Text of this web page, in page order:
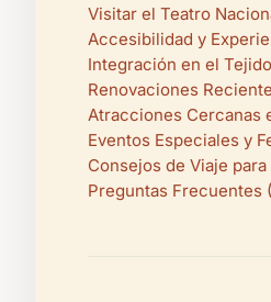
Visitar el Teatro
Accesibilidad y
Integración en el
Renovaciones
Atracciones Cercanas
Eventos Especiales y
Consejos de Viaje
Preguntas Frecuentes